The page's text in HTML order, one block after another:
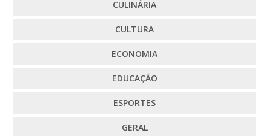
CULINÁRIA
CULTURA
ECONOMIA
EDUCAÇÃO
ESPORTES
GERAL